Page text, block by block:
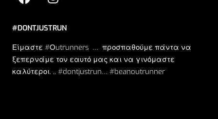
#DONTJUSTRUN
Είμαστε #Οutrunners … προσπαθούμε πάντα να
ξεπερνάμε τον εαυτό μας και να γινόμαστε
καλύτεροι. .. #dontjustrun… #beanoutrunner